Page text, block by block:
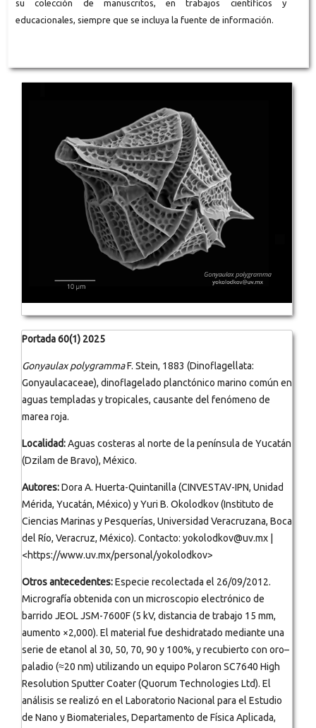
su colección de manuscritos, en trabajos científicos y
educacionales, siempre que se incluya la fuente de información.
Portada 60(1) 2025
Gonyaulax polygrammaF. Stein, 1883 (Dinoflagellata:
Gonyaulacaceae), dinoflagelado planctónico marino común en
aguas templadas y tropicales, causante del fenómeno de
marea roja.
Localidad:Aguas costeras al norte de la península de Yucatán
(Dzilam de Bravo), México.
Autores:Dora A. Huerta-Quintanilla (CINVESTAV-IPN, Unidad
Mérida, Yucatán, México) y Yuri B. Okolodkov (Instituto de
Ciencias Marinas y Pesquerías, Universidad Veracruzana, Boca
del Río, Veracruz, México). Contacto: yokolodkov@uv.mx |
<https://www.uv.mx/personal/yokolodkov>
Otros antecedentes:Especie recolectada el 26/09/2012.
Micrografía obtenida con un microscopio electrónico de
barrido JEOL JSM-7600F (5 kV, distancia de trabajo 15 mm,
aumento ×2,000). El material fue deshidratado mediante una
serie de etanol al 30, 50, 70, 90 y 100%, y recubierto con oro–
paladio (≈20 nm) utilizando un equipo Polaron SC7640 High
Resolution Sputter Coater (Quorum Technologies Ltd). El
análisis se realizó en el Laboratorio Nacional para el Estudio
de Nano y Biomateriales, Departamento de Física Aplicada,